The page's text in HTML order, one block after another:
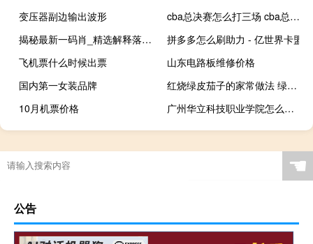
变压器副边输出波形
cba总决赛怎么打三场 cba总决赛几局几胜
揭秘最新一码肖_精选解释落实将深度解析_安装版v328.833
拼多多怎么刷助力 - 亿世界卡盟
飞机票什么时候出票
山东电路板维修价格
国内第一女装品牌
红烧绿皮茄子的家常做法 绿皮茄子是哪里产的
10月机票价格
广州华立科技职业学院怎么转校区 广州华立科技职业学院
☚
公告